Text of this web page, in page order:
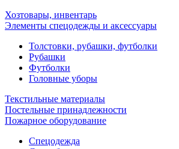
Хозтовары, инвентарь
Элементы спецодежды и аксессуары
Толстовки, рубашки, футболки
Рубашки
Футболки
Головные уборы
Текстильные материалы
Постельные принадлежности
Пожарное оборудование
Спецодежда